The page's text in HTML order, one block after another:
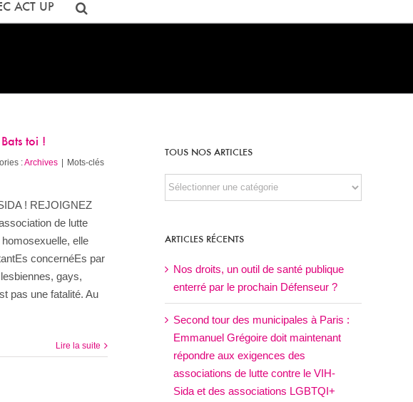
ACT UP
toi !
:Archives | Mots-clés
! REJOIGNEZ
de lutte
elle
concernéEs par
gays,
pas une fatalité. Au
Lire la suite
TOUS NOS ARTICLES
TOUS
NOS
ARTICLES RÉCENTS
Nos droits, un outil de santé publique
enterré par le prochain Défenseur ?
Second tour des municipales à Paris :
Emmanuel Grégoire doit maintenant
répondre aux exigences des
associations de lutte contre le VIH-
Sida et des associations LGBTQI+